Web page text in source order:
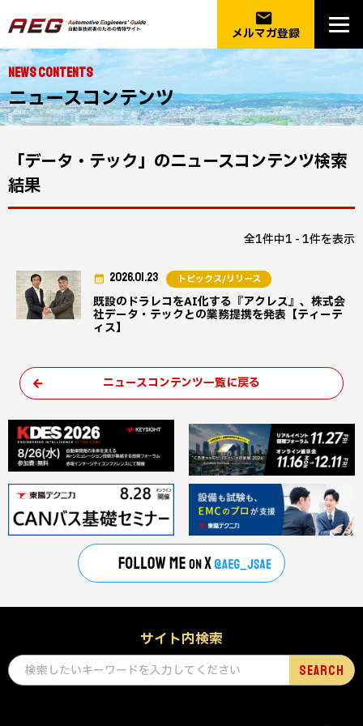
email
メルマガ登録
NEWS CONTENTS
ニュースコンテンツ
「データ・テック」のニュースコンテンツ検索
結果
全1件中1 - 1件を表示
既設のドラレコをAI化する『アクレス』、株式会
社データ・テックとの業務提携を発表【ティーテ
ィス】
2026.01.23 トピックス/リリース
ニュースコンテンツ一覧に戻る
サイト内検索